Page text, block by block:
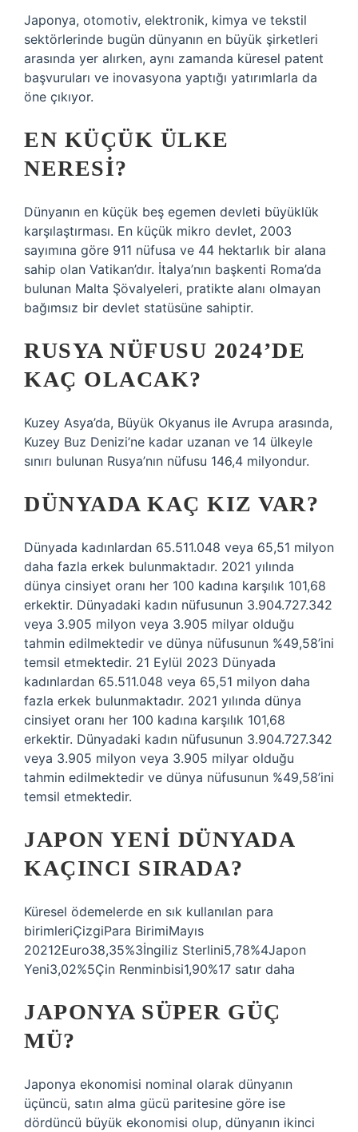
Japonya, otomotiv, elektronik, kimya ve tekstil
sektörlerinde bugün dünyanın en büyük şirketleri
arasında yer alırken, aynı zamanda küresel patent
başvuruları ve inovasyona yaptığı yatırımlarla da
öne çıkıyor.
EN KÜÇÜK ÜLKE
NERESI?
Dünyanın en küçük beş egemen devleti büyüklük
karşılaştırması. En küçük mikro devlet, 2003
sayımına göre 911 nüfusa ve 44 hektarlık bir alana
sahip olan Vatikan’dır. İtalya’nın başkenti Roma’da
bulunan Malta Şövalyeleri, pratikte alanı olmayan
bağımsız bir devlet statüsüne sahiptir.
RUSYA NÜFUSU 2024’DE
KAÇ OLACAK?
Kuzey Asya’da, Büyük Okyanus ile Avrupa arasında,
Kuzey Buz Denizi’ne kadar uzanan ve 14 ülkeyle
sınırı bulunan Rusya’nın nüfusu 146,4 milyondur.
DÜNYADA KAÇ KIZ VAR?
Dünyada kadınlardan 65.511.048 veya 65,51 milyon
daha fazla erkek bulunmaktadır. 2021 yılında
dünya cinsiyet oranı her 100 kadına karşılık 101,68
erkektir. Dünyadaki kadın nüfusunun 3.904.727.342
veya 3.905 milyon veya 3.905 milyar olduğu
tahmin edilmektedir ve dünya nüfusunun %49,58’ini
temsil etmektedir. 21 Eylül 2023 Dünyada
kadınlardan 65.511.048 veya 65,51 milyon daha
fazla erkek bulunmaktadır. 2021 yılında dünya
cinsiyet oranı her 100 kadına karşılık 101,68
erkektir. Dünyadaki kadın nüfusunun 3.904.727.342
veya 3.905 milyon veya 3.905 milyar olduğu
tahmin edilmektedir ve dünya nüfusunun %49,58’ini
temsil etmektedir.
JAPON YENI DÜNYADA
KAÇINCI SIRADA?
Küresel ödemelerde en sık kullanılan para
birimleriÇizgiPara BirimiMayıs
20212Euro38,35%3İngiliz Sterlini5,78%4Japon
Yeni3,02%5Çin Renminbisi1,90%17 satır daha
JAPONYA SÜPER GÜÇ
MÜ?
Japonya ekonomisi nominal olarak dünyanın
üçüncü, satın alma gücü paritesine göre ise
dördüncü büyük ekonomisi olup, dünyanın ikinci